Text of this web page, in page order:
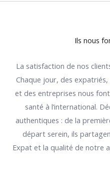
Ils nous
La satisfaction de nos
Chaque jour, des
et des entreprises nous
santé à l’international.
authentiques : de la
départ serein, ils
Expat et la qualité de notre